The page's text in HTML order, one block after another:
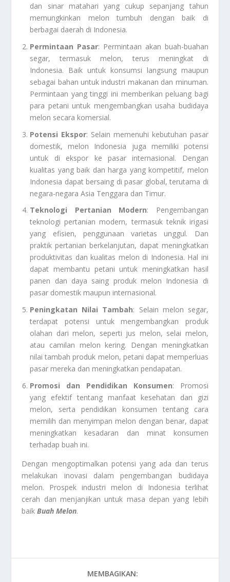
dan sinar matahari yang cukup sepanjang tahun
memungkinkan melon tumbuh dengan baik di
berbagai daerah di Indonesia.
Permintaan Pasar: Permintaan akan buah-buahan
segar, termasuk melon, terus meningkat di
Indonesia. Baik untuk konsumsi langsung maupun
sebagai bahan untuk industri makanan dan minuman.
Permintaan yang tinggi ini memberikan peluang bagi
para petani untuk mengembangkan usaha budidaya
melon secara komersial.
Potensi Ekspor: Selain memenuhi kebutuhan pasar
domestik, melon Indonesia juga memiliki potensi
untuk di ekspor ke pasar internasional. Dengan
kualitas yang baik dan harga yang kompetitif, melon
Indonesia dapat bersaing di pasar global, terutama di
negara-negara Asia Tenggara dan Timur.
Teknologi Pertanian Modern: Pengembangan
teknologi pertanian modern, termasuk teknik irigasi
yang efisien, penggunaan varietas unggul. Dan
praktik pertanian berkelanjutan, dapat meningkatkan
produktivitas dan kualitas melon di Indonesia. Hal ini
dapat membantu petani untuk meningkatkan hasil
panen dan daya saing produk melon Indonesia di
pasar domestik maupun internasional.
Peningkatan Nilai Tambah: Selain melon segar,
terdapat potensi untuk mengembangkan produk
olahan dari melon, seperti jus melon, selai melon,
atau camilan melon kering. Dengan meningkatkan
nilai tambah produk melon, petani dapat memperluas
pasar mereka dan meningkatkan pendapatan.
Promosi dan Pendidikan Konsumen: Promosi
yang efektif tentang manfaat kesehatan dan gizi
melon, serta pendidikan konsumen tentang cara
memilih dan menyimpan melon dengan benar, dapat
meningkatkan kesadaran dan minat konsumen
terhadap buah ini.
Dengan mengoptimalkan potensi yang ada dan terus
melakukan inovasi dalam pengembangan budidaya
melon. Prospek industri melon di Indonesia terlihat
cerah dan menjanjikan untuk masa depan yang lebih
baikBuah Melon.
MEMBAGIKAN: